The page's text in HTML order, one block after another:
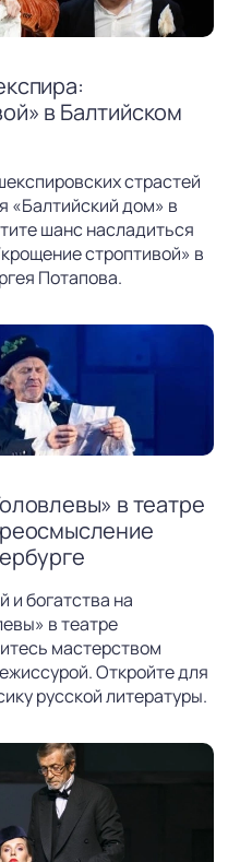
в Балтийском
страстей
«Балтийский дом» в
шанс насладиться
строптивой» в
Потапова.
в театре
и богатства на
в театре
мастерством
Откройте для
русской литературы.